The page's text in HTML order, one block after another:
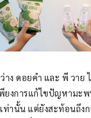
าง ดอยคำ และ พี วาย
ยงการแก้ไขปัญหามะ
ท่านั้น แต่ยังสะท้อนถึง